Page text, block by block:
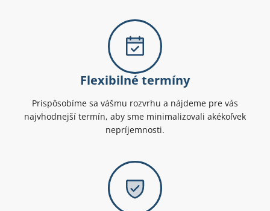
Flexibilné termíny
Prispôsobíme sa vášmu rozvrhu a nájdeme pre vás
najvhodnejší termín, aby sme minimalizovali akékoľvek
nepríjemnosti.